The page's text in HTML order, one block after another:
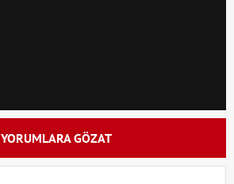
YORUMLARA GÖZAT